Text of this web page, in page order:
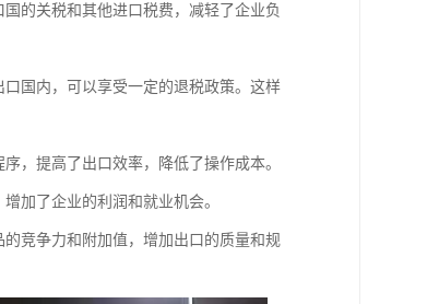
的关税和其他进口税费，减轻了企业负
国内，可以享受一定的退税政策。这样
，提高了出口效率，降低了操作成本。
加了企业的利润和就业机会。
竞争力和附加值，增加出口的质量和规